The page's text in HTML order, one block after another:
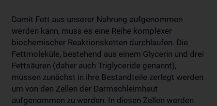
Damit Fett aus unserer Nahrung aufgenommen
werden kann, muss es eine Reihe komplexer
biochemischer Reaktionsketten durchlaufen. Die
Fettmoleküle, bestehend aus einem Glycerin und drei
Fettsäuren (daher auch Triglyceride genannt),
müssen zunächst in ihre Bestandteile zerlegt werden
um von den Zellen der Darmschleimhaut
aufgenommen zu werden. In diesen Zellen werden